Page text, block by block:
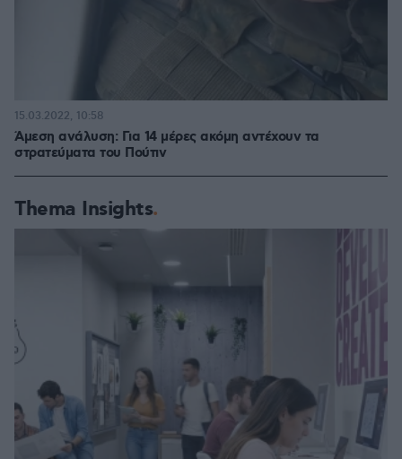
Άμεση ανάλυση: Για 14 μέρες ακόμη αντέχουν τα
στρατεύματα του Πούτιν
15.03.2022, 10:58
Thema Insights